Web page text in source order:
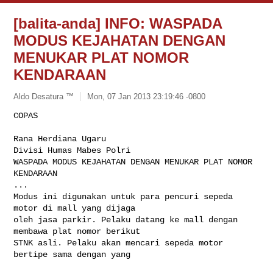
[balita-anda] INFO: WASPADA
MODUS KEJAHATAN DENGAN
MENUKAR PLAT NOMOR
KENDARAAN
Aldo Desatura ™ Mon, 07 Jan 2013 23:19:46 -0800
COPAS
Rana Herdiana Ugaru
Divisi Humas Mabes Polri
WASPADA MODUS KEJAHATAN DENGAN MENUKAR PLAT NOMOR
KENDARAAN
...
Modus ini digunakan untuk para pencuri sepeda
motor di mall yang dijaga
oleh jasa parkir. Pelaku datang ke mall dengan
membawa plat nomor berikut
STNK asli. Pelaku akan mencari sepeda motor
bertipe sama dengan yang